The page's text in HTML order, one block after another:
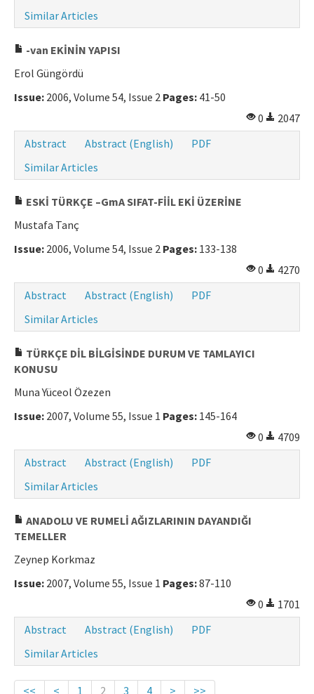
Similar Articles
-van EKİNİN YAPISI
Erol Güngördü
Issue: 2006, Volume 54, Issue 2 Pages: 41-50
0
2047
Abstract
Abstract (English)
PDF
Similar Articles
ESKİ TÜRKÇE –GmA SIFAT-FİİL EKİ ÜZERİNE
Mustafa Tanç
Issue: 2006, Volume 54, Issue 2 Pages: 133-138
0
4270
Abstract
Abstract (English)
PDF
Similar Articles
TÜRKÇE DİL BİLGİSİNDE DURUM VE TAMLAYICI
KONUSU
Muna Yüceol Özezen
Issue: 2007, Volume 55, Issue 1 Pages: 145-164
0
4709
Abstract
Abstract (English)
PDF
Similar Articles
ANADOLU VE RUMELİ AĞIZLARININ DAYANDIĞI
TEMELLER
Zeynep Korkmaz
Issue: 2007, Volume 55, Issue 1 Pages:87-110
0
1701
Abstract
Abstract (English)
PDF
Similar Articles
<< < 1 2 3 4 > >>